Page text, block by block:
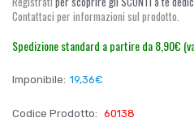
Contattaci per informazioni sul prodotto.
Spedizione standard a partire da 8,90€
Imponibile: 19,36€
Codice Prodotto: 60138